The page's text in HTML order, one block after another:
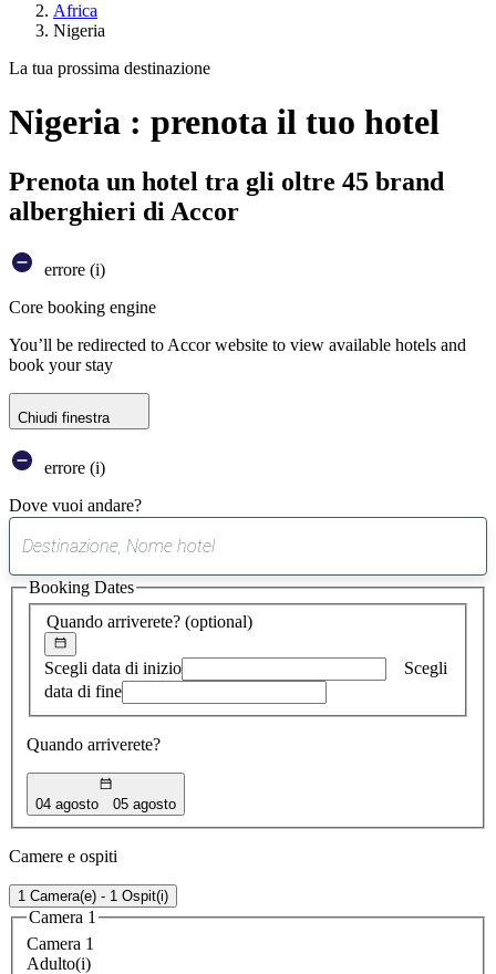
Africa
Nigeria
La tua prossima destinazione
Nigeria : prenota il tuo hotel
Prenota un hotel tra gli oltre 45 brand
alberghieri di Accor
errore (i)
Core booking engine
You’ll be redirected to Accor website to view available hotels and
book your stay
Chiudi finestra
errore (i)
Dove vuoi andare?
suggerimento
trovato
Quando arriverete? (optional)
Scegli data di inizio
Scegli
data di fine
Quando arriverete?
04 agosto 05 agosto
Booking Dates
Camere e ospiti
1 Camera(e) - 1 Ospit(i)
Camera 1
Camera 1
Adulto(i)